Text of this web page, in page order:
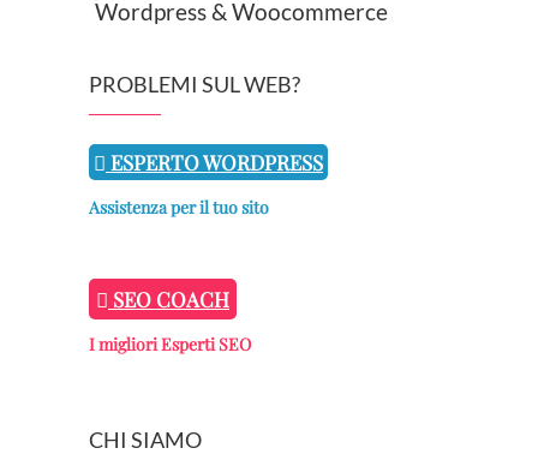
Wordpress & Woocommerce
PROBLEMI SUL WEB?
ESPERTO WORDPRESS
Assistenza per il tuo sito
SEO COACH
I migliori Esperti SEO
CHI SIAMO